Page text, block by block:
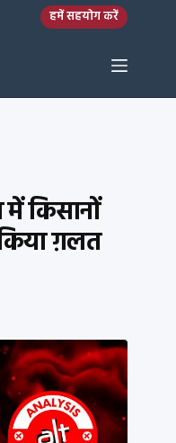
हमें सहयोग करें
किसानों
ग़लत